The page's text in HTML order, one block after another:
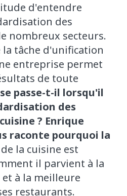
d'entendre
des
nombreux secteurs.
tâche d'unification
entreprise permet
de toute
passe-t-il lorsqu'il
des
? Enrique
raconte pourquoi la
de la cuisine est
il parvient à la
à la meilleure
restaurants.